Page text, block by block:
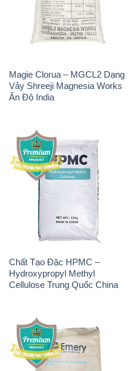
Magie Clorua – MGCL2 Dạng
Vảy Shreeji Magnesia Works
Ấn Độ India
Chất Tạo Đặc HPMC –
Hydroxypropyl Methyl
Cellulose Trung Quốc China